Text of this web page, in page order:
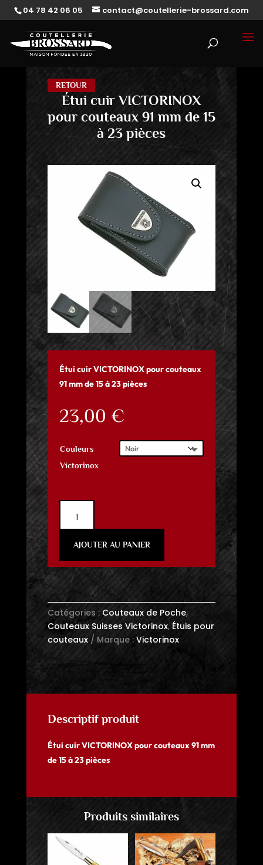
04 78 42 06 05 contact@coutellerie-brossard.com
RETOUR
Étui cuir VICTORINOX
pour couteaux 91 mm de 15
à 23 pièces
Étui cuir VICTORINOX pour couteaux
91 mm de 15 à 23 pièces
23,00 €
Couleurs
Victorinox
VICTORINOX
91
mm
de
15
à
AJOUTER AU PANIER
Catégories :Couteaux de Poche,
Couteaux Suisses Victorinox, Étuis pour
couteaux
Marque : Victorinox
Descriptif produit
Étui cuir VICTORINOX pour couteaux 91 mm
de 15 à 23 pièces
Produits similaires